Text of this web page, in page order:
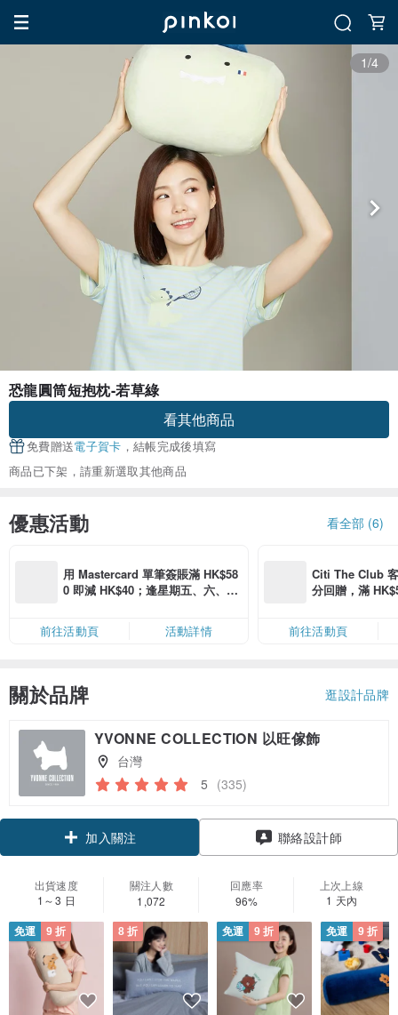
1/4
恐龍圓筒短抱枕-若草綠
看其他商品
免費贈送電子賀卡 ，結帳完成後填寫
商品已下架，請重新選取其他商品
優惠活動 看全部 (6)
用 Mastercard 單筆簽賬滿 HK$58
0 即減 HK$40；逢星期五、六、日
限，額滿即止，僅限「常用信用
卡」結帳）
前往活動頁 活動詳情
Citi The Club
分回贈，滿
前往活動頁
關於品牌 逛設計品牌
YVONNE COLLECTION 以旺傢飾
台灣
5 (335)
加入關注
聯絡設計師
出貨速度
1～3 日
關注人數
1,072
回應率
96%
上次上線
1 天內
免運 9 折 8 折 免運 9 折 免運 9 折